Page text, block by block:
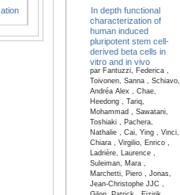
In depth functional
characterization of
human induced
pluripotent stem cell-
derived beta cells in
vitro and in vivo
par Fantuzzi, Federica ,
Toivonen, Sanna , Schiavo,
Andréa Alex , Chae,
Heedong , Tariq,
Mohammad , Sawatani,
Toshiaki , Pachera,
Nathalie , Cai, Ying , Vinci,
Chiara , Virgilio, Enrico ,
Ladrière, Laurence ,
Suleiman, Mara ,
Marchetti, Piero , Jonas,
Jean-Christophe JJC ,